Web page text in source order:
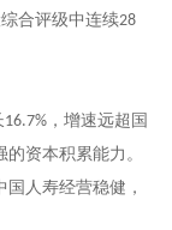
合评级中连续28
16.7%，增速远超国
资本积累能力。
人寿经营稳健，